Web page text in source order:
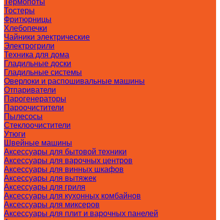
Термопоты
Тостеры
Фритюрницы
Хлебопечки
Чайники электрические
Электрогрили
Техника для дома
Гладильные доски
Гладильные системы
Оверлоки и распошивальные машины
Отпариватели
Парогенераторы
Пароочистители
Пылесосы
Стеклоочистители
Утюги
Швейные машины
Аксессуары для бытовой техники
Аксессуары для варочных центров
Аксессуары для винных шкафов
Аксессуары для вытяжек
Аксессуары для гриля
Аксессуары для кухонных комбайнов
Аксессуары для миксеров
Аксессуары для плит и варочных панелей